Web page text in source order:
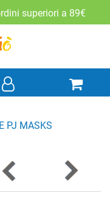
superiori a 89€
PJ MASKS